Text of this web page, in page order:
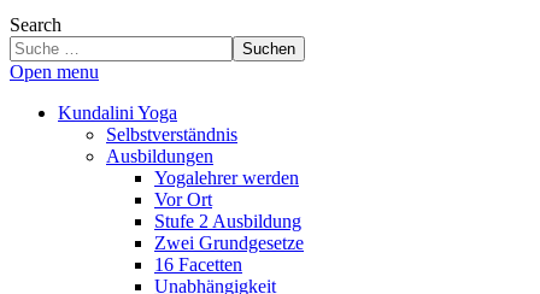
Search
Suchen
Open menu
Kundalini Yoga
Selbstverständnis
Ausbildungen
Yogalehrer werden
Vor Ort
Stufe 2 Ausbildung
Zwei Grundgesetze
16 Facetten
Unabhängigkeit